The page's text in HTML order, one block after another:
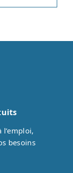
besoins